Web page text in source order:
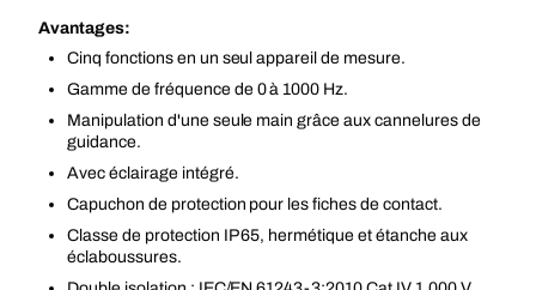
Avantages:
Cinq fonctions en un seul appareil de mesure.
Gamme de fréquence de 0 à 1000 Hz.
Manipulation d'une seule main grâce aux cannelures de
guidance.
Avec éclairage intégré.
Capuchon de protection pour les fiches de contact.
Classe de protection IP 65, hermétique et étanche aux
éclaboussures.